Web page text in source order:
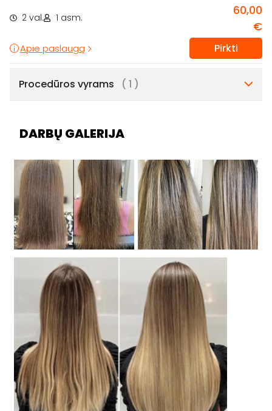
2 val. 1 asm.
60,00
€
Apie paslaugą Pirkti
Procedūros vyrams ( 1 )
DARBŲ GALERIJA